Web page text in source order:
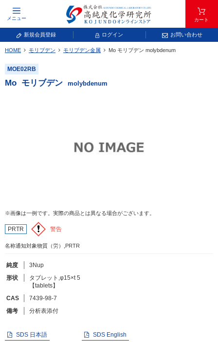
メニュー カート
新規会員登録 ログイン お問い合わせ
元素記号で検索する
元素周期表をタップすると、拡大表示されます。拡大した表から元素記号をタップ
し、一覧へ移動してください。
キーワードで検索する
フリーワードで検索
化学式で検索
和名・英名で検索
HOME モリブデン モリブデン金属 Mo モリブデン molybdenum
MOE02RB
Mo モリブデン molybdenum
※画像は一例です。実際の商品とは異なる場合がございます。
PRTR 警告
名称通知対象物質（労）,PRTR
純度
3Nup
形状
タブレット,φ15×t 5
【tablets】
CAS
7439-98-7
備考
分析表添付
SDS 日本語 SDS English